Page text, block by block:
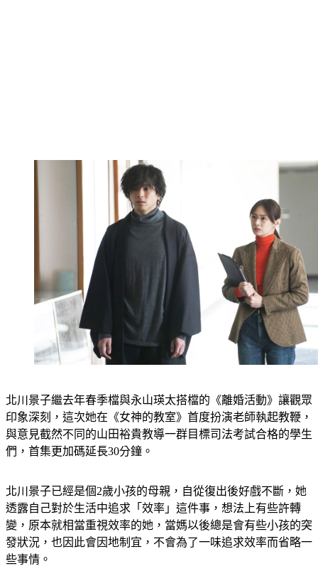
北川景子繼去年春季檔與永山瑛太搭檔的《離婚活動》讓觀眾
印象深刻，這次她在《女神的教室》首度扮演老師執起教鞭，
與意見截然不同的山田裕貴教導一群目標司法考試合格的學生
們，首集更加碼延長30分鐘。
北川景子已經是個2歲小孩的母親，自從復出後好戲不斷，她
透露自己對於生活中追求「效率」這件事，想法上有些許轉
變，原本就相當重視效率的她，當媽以後總是會有些小孩的突
發狀況，也因此會因地制宜，不會為了一味追求效率而省略一
些事情。